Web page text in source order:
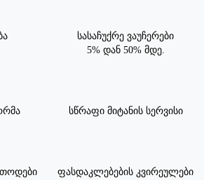
სასაჩუქრე ვაუჩერები
5% დან 50% მდე.
სწრაფი მიტანის სერვისი
ფასდაკლებების კვირეულები